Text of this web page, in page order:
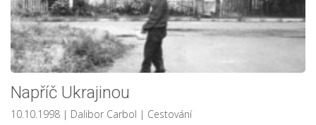
Napříč Ukrajinou
10.10.1998 | Dalibor Carbol | Cestování